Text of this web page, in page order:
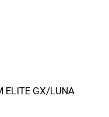
ELITE GX/LUNA